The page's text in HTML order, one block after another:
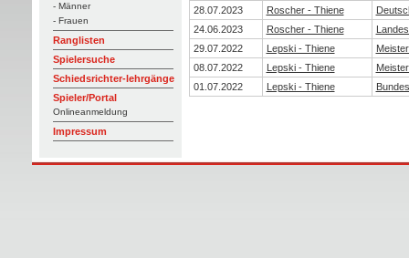
- Männer
- Frauen
Ranglisten
Spielersuche
Schiedsrichter-lehrgänge
Spieler/Portal
Onlineanmeldung
Impressum
28.07.2023
Roscher - Thiene
24.06.2023
Roscher - Thiene
29.07.2022
Lepski - Thiene
08.07.2022
Lepski - Thiene
01.07.2022
Lepski - Thiene